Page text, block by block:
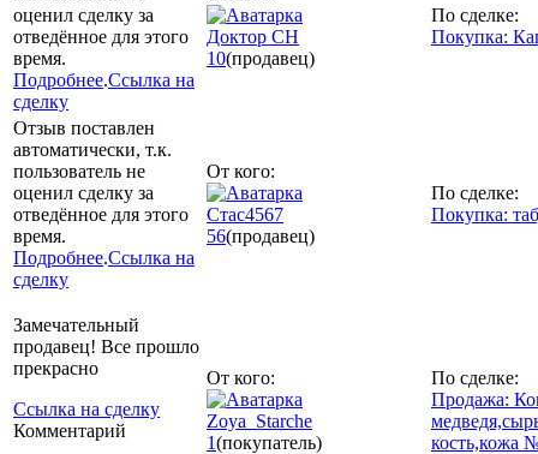
оценил сделку за
отведённое для этого
время.
Подробнее.Ссылка на
сделку
Доктор СН
10(продавец)
По сделке:
Покупка:
Отзыв поставлен
автоматически, т.к.
пользователь не
оценил сделку за
отведённое для этого
время.
Подробнее.Ссылка на
сделку
От кого:
Стас4567
56(продавец)
По сделке:
Покупка:
Замечательный
продавец! Все прошло
прекрасно
Ссылка на сделку
Комментарий
От кого:
Zoya_Starche
1(покупатель)
По сделке:
Продажа:
кость,кожа